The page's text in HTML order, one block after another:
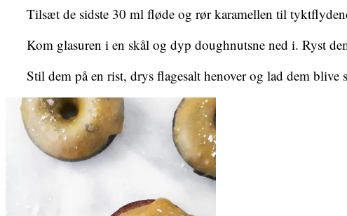
Tilsæt de sidste 30 ml fløde og rør karamellen til
Kom glasuren i en skål og dyp doughnutsne ned i. Ryst
Stil dem på en rist, drys flagesalt henover og lad dem blive